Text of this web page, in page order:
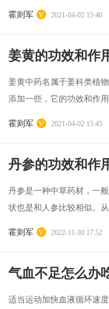
霍则军 2021-04-02 15:46
姜黄的功效和作
姜黄中药名属于姜科类植
添加一些，它的功效和作
霍则军 2021-04-02 15:45
丹参的功效和作
丹参是一种中草药材，一
状也是和人参比较相似。
霍则军 2022-11-30 17:52
气血不足怎么办
适当运动加快血液循环速